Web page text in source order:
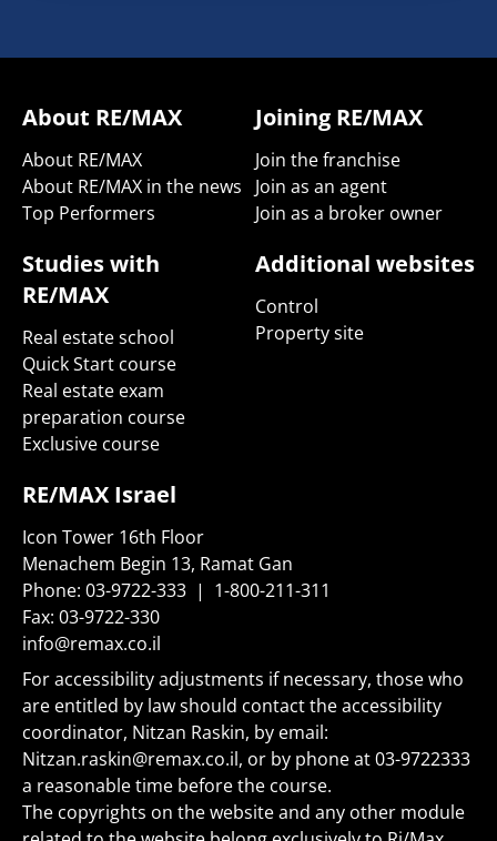
About RE/MAX
About RE/MAX
About RE/MAX in the news
Top Performers
Joining RE/MAX
Join the franchise
Join as an agent
Join as a broker owner
Studies with
RE/MAX
Real estate school
Quick Start course
Real estate exam
preparation course
Exclusive course
Additional websites
Control
Property site
RE/MAX Israel
Icon Tower 16th Floor
Menachem Begin 13, Ramat Gan
Phone: 03-9722-333 | 1-800-211-311
Fax: 03-9722-330
info@remax.co.il
For accessibility adjustments if necessary, those who
are entitled by law should contact the accessibility
coordinator, Nitzan Raskin, by email:
Nitzan.raskin@remax.co.il, or by phone at03-9722333
a reasonable time before the course.
The copyrights on the website and any other module